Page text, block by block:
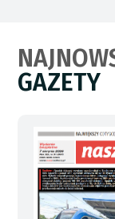
GAZETY